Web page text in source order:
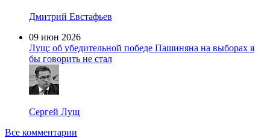
Дмитрий Евстафьев
09 июн 2026
Лущ: об убедительной победе Пашиняна на выборах я
бы говорить не стал
Сергей Лущ
Все комментарии